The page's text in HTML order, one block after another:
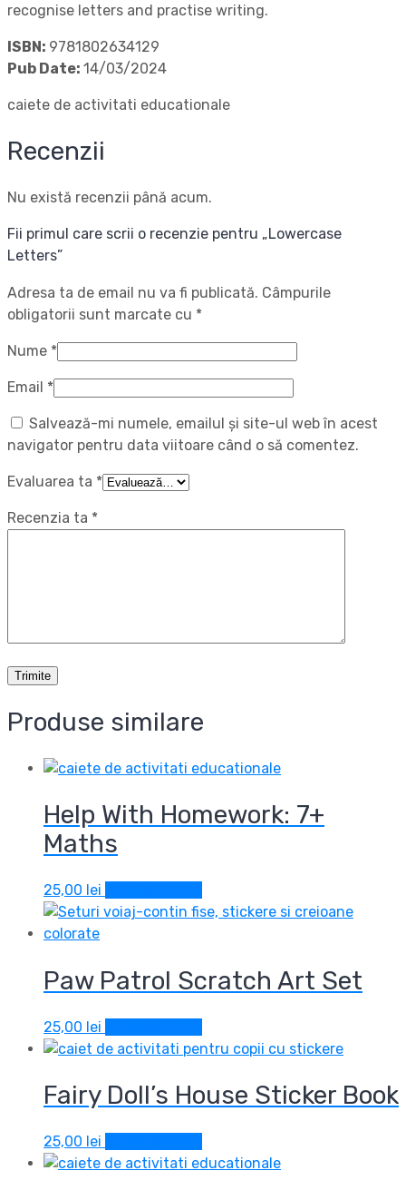
recognise letters and practise writing.
ISBN: 9781802634129
Pub Date: 14/03/2024
caiete de activitati educationale
Recenzii
Nu există recenzii până acum.
Fii primul care scrii o recenzie pentru „Lowercase
Letters”
Adresa ta de email nu va fi publicată. Câmpurile
obligatorii sunt marcate cu *
Nume *
Email *
Salvează-mi numele, emailul și site-ul web în acest
navigator pentru data viitoare când o să comentez.
Evaluarea ta *
Recenzia ta *
Produse similare
Help With Homework: 7+
Maths
25,00 lei
Paw Patrol Scratch Art Set
25,00 lei
Fairy Doll’s House Sticker Book
25,00 lei